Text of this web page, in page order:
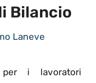
Bilancio
Laneve
i lavoratori